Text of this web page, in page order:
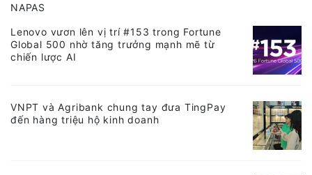
NAPAS
Lenovo vươn lên vị trí #153 trong Fortune
Global 500 nhờ tăng trưởng mạnh mẽ từ
chiến lược AI
VNPT và Agribank chung tay đưa TingPay
đến hàng triệu hộ kinh doanh